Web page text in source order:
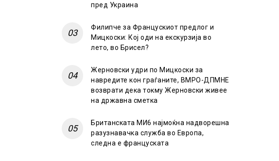
пред Украина
Филипче за Францускиот предлог и
Мицкоски: Кој оди на екскурзија во
лето, во Брисел?
Жерновски удри по Мицкоски за
навредите кон граѓаните, ВМРО-ДПМНЕ
возврати дека токму Жерновски живее
на државна сметка
Британската МИ6 најмоќна надворешна
разузнавачка служба во Европа,
следна е француската